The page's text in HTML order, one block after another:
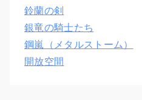
鈴蘭の剣
銀竜の騎士たち
鋼嵐（メタルストーム）
開放空間